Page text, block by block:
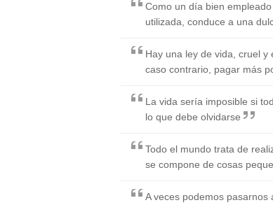
Como un día bien
utilizada, conduce a una
Hay una ley de vida, cruel
caso contrario, pagar más
La vida sería imposible si
lo que debe olvidarse
Todo el mundo trata de
se compone de cosas
A veces podemos